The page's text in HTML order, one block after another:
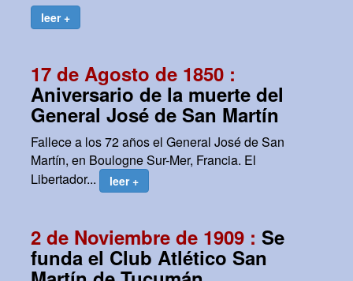
leer +
17 de Agosto de 1850 :
Aniversario de la muerte del
General José de San Martín
Fallece a los 72 años el General José de San
Martín, en Boulogne Sur-Mer, Francia. El
Libertador...
leer +
2 de Noviembre de 1909 : Se
funda el Club Atlético San